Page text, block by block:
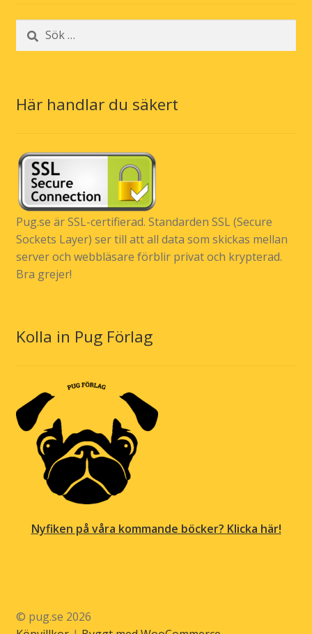
Sök
efter:
Här handlar du säkert
Pug.se är SSL-certifierad. Standarden SSL (Secure
Sockets Layer) ser till att all data som skickas mellan
server och webbläsare förblir privat och krypterad.
Bra grejer!
Kolla in Pug Förlag
Nyfiken på våra kommande böcker? Klicka här!
© pug.se 2026